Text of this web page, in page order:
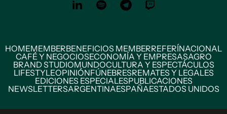
HOMEMEMBERBENEFICIOS MEMBERREFERÍNACIONAL
CAFÉ Y NEGOCIOSECONOMÍA Y EMPRESASAGRO
BRAND STUDIOMUNDOCULTURA Y ESPECTÁCULOS
LIFESTYLEOPINIÓNFÚNEBRESREMATES Y LEGALES
EDICIONES ESPECIALESPUBLICACIONES
NEWSLETTERSARGENTINAESPAÑAESTADOS UNIDOS